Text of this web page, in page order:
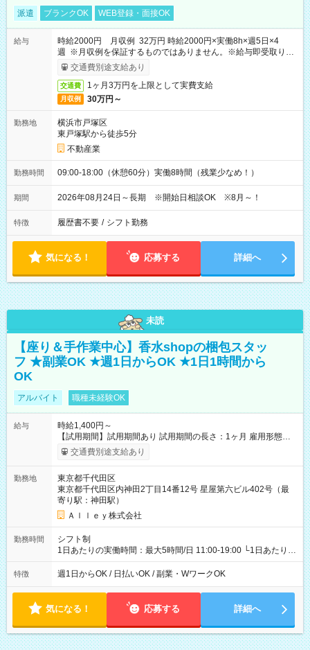
派遣 ブランクOK WEB登録・面接OK
給与
時給2000円 月収例 32万円 時給2000円×実働8h×週5日×4
週 ※月収例を保証するものではありません。※給与即受取りサ
ービス利用可（利用条件有）
交通費別途支給あり
交通費 1ヶ月3万円を上限として実費支給
月収例 30万円～
勤務地
横浜市戸塚区
東戸塚駅から徒歩5分
不動産業
勤務時間 09:00-18:00（休憩60分）実働8時間（残業少なめ！）
期間 2026年08月24日～長期 ※開始日相談OK ※8月～！
特徴 履歴書不要 / シフト勤務
気になる！ 応募する 詳細へ
未読
【座り＆手作業中心】香水shopの梱包スタッ
フ ★副業OK ★週1日からOK ★1日1時間から
OK
アルバイト 職種未経験OK
給与
時給1,400円～
【試用期間】試用期間あり 試用期間の長さ：1ヶ月 雇用形態、
給与は本採用時と同じです。
交通費別途支給あり
勤務地
東京都千代田区
東京都千代田区内神田2丁目14番12号 星屋第六ビル402号（最
寄り駅：神田駅）
Ａｌｌｅｙ株式会社
勤務時間
シフト制
1日あたりの実働時間：最大5時間/日 11:00-19:00 └1日あたりの
実働時間：1-5時間 └上記の時間帯内であれば、いつでも勤務可
能！ └平日・土曜日の中で、お好きな曜日でご勤務いただけま
18:00 などのように、自由な働き方が可能なお仕事です！
特徴 週1日からOK / 日払いOK / 副業・WワークOK
気になる！ 応募する 詳細へ